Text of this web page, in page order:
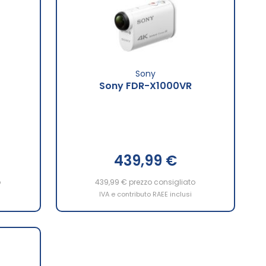
Sony
Sony FDR-X1000VR
439,99 €
439,99 € prezzo consigliato
IVA e contributo RAEE inclusi